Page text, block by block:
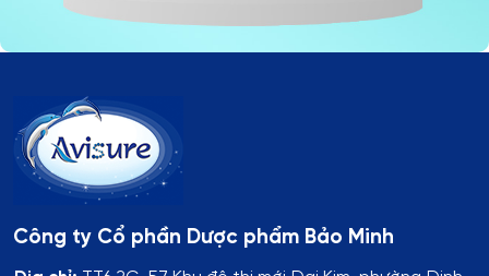
Công ty Cổ phần Dược phẩm Bảo Minh